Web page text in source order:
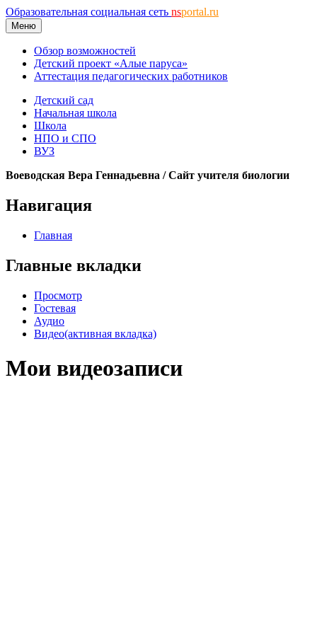
Образовательная социальная сеть nsportal.ru
Меню
Обзор возможностей
Детский проект «Алые паруса»
Аттестация педагогических работников
Детский сад
Начальная школа
Школа
НПО и СПО
ВУЗ
Воеводская Вера Геннадьевна / Сайт учителя биологии
Навигация
Главная
Главные вкладки
Просмотр
Гостевая
Аудио
Видео(активная вкладка)
Мои видеозаписи